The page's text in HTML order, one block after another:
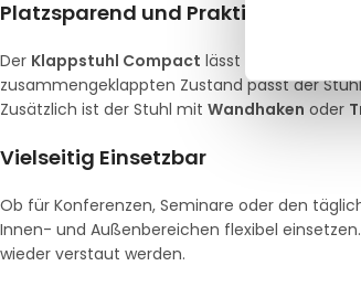
Platzsparend und Praktisch
Der Klappstuhl Compact lässt sich mühelos
zusammengeklappten Zustand passt der
Zusätzlich ist der Stuhl mit Wandhaken oder
Vielseitig Einsetzbar
Ob für Konferenzen, Seminare oder den
Innen- und Außenbereichen flexibel
wieder verstaut werden.